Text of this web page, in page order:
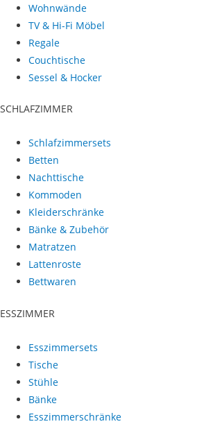
Wohnwände
TV & Hi-Fi Möbel
Regale
Couchtische
Sessel & Hocker
SCHLAFZIMMER
Schlafzimmersets
Betten
Nachttische
Kommoden
Kleiderschränke
Bänke & Zubehör
Matratzen
Lattenroste
Bettwaren
ESSZIMMER
Esszimmersets
Tische
Stühle
Bänke
Esszimmerschränke